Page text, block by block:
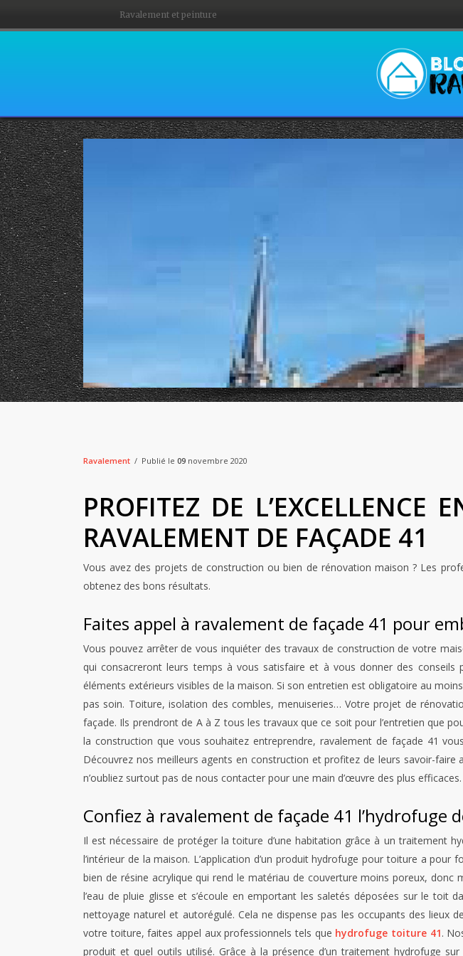
Ravalement et peinture
Ravalement Publié le 09 novembre 2020
PROFITEZ DE L’EXCELLENCE
RAVALEMENT DE FAÇADE 41
Vous avez des projets de construction ou bien de rénovation maison ? Les
obtenez des bons résultats.
Faites appel à ravalement de façade 41 pour
Vous pouvez arrêter de vous inquiéter des travaux de construction de votre
qui consacreront leurs temps à vous satisfaire et à vous donner des
éléments extérieurs visibles de la maison. Si son entretien est obligatoire au
pas soin. Toiture, isolation des combles, menuiseries… Votre projet de
façade. Ils prendront de A à Z tous les travaux que ce soit pour l’entretien que
la construction que vous souhaitez entreprendre, ravalement de façade 41
Découvrez nos meilleurs agents en construction et profitez de leurs savoir-
n’oubliez surtout pas de nous contacter pour une main d’œuvre des plus efficaces.
Confiez à ravalement de façade 41 l’hydrofuge
Il est nécessaire de protéger la toiture d’une habitation grâce à un traitement
l’intérieur de la maison. L’application d’un produit hydrofuge pour toiture a
bien de résine acrylique qui rend le matériau de couverture moins poreux,
l’eau de pluie glisse et s’écoule en emportant les saletés déposées sur le
nettoyage naturel et autorégulé. Cela ne dispense pas les occupants des
votre toiture, faites appel aux professionnels tels que hydrofuge toiture 41.
produit et quel outils utilisé. Grâce à la présence d’un traitement hydrofuge